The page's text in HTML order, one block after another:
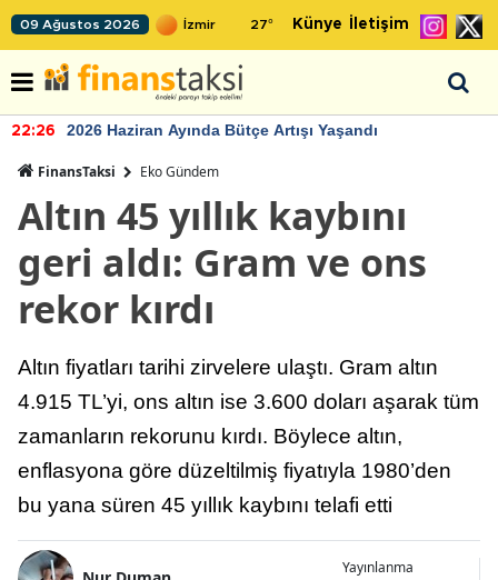
09 Ağustos 2026 27° Künye İletişim
22:26 2026 Haziran Ayında Bütçe Artışı Yaşandı
FinansTaksi Eko Gündem
Altın 45 yıllık kaybını
geri aldı: Gram ve ons
rekor kırdı
Altın fiyatları tarihi zirvelere ulaştı. Gram altın
4.915 TL’yi, ons altın ise 3.600 doları aşarak tüm
zamanların rekorunu kırdı. Böylece altın,
enflasyona göre düzeltilmiş fiyatıyla 1980’den
bu yana süren 45 yıllık kaybını telafi etti
Yayınlanma